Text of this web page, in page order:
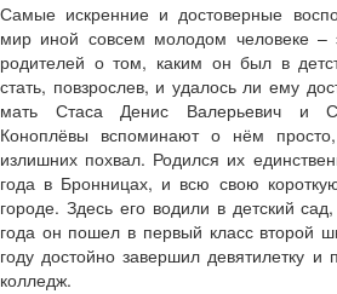
Самые искренние и достоверные
мир иной совсем молодом человеке –
родителей о том, каким он был в
стать, повзрослев, и удалось ли ему
мать Стаса Денис Валерьевич и
Коноплёвы вспоминают о нём
излишних похвал. Родился их
года в Бронницах, и всю свою
городе. Здесь его водили в детский
года он пошел в первый класс второй
году достойно завершил девятилетку и
колледж.